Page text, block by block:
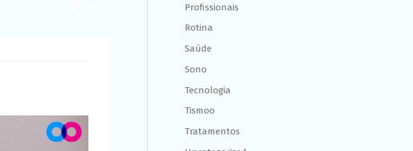
Profissionais
Rotina
Saúde
Sono
Tecnologia
Tismoo
Tratamentos